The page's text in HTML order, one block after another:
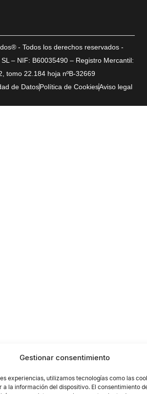
Gestionar consentimiento
experiencias, utilizamos tecnologías como las
la información del dispositivo. El consentimiento
- Todos los derechos reservados -
– NIF: B60035490 – Registro Mercantil:
tomo 22.184 hoja nºB-32669
de DatosPolítica de CookiesAviso legal